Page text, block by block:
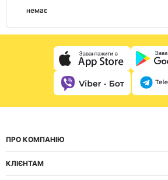
немає
ПРО КОМПАНІЮ
КЛІЄНТАМ